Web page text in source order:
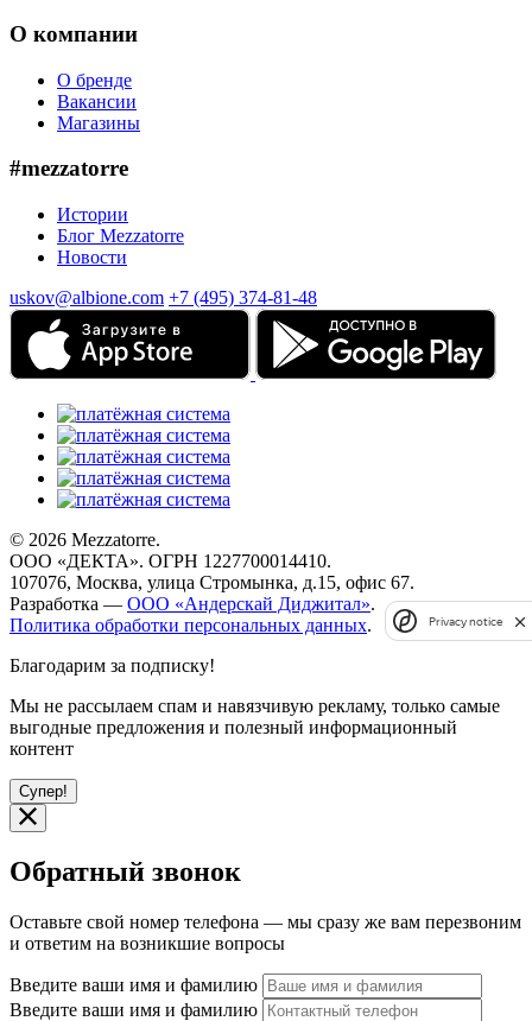
О компании
О бренде
Вакансии
Магазины
#mezzatorre
Истории
Блог Mezzatorre
Новости
uskov@albione.com +7 (495) 374-81-48
© 2026 Mezzatorre.
ООО «ДЕКТА». ОГРН 1227700014410.
107076, Москва, улица Стромынка, д.15, офис 67.
Разработка — ООО «Андерскай Диджитал».
Политика обработки персональных данных.
Благодарим за подписку!
Мы не рассылаем спам и навязчивую рекламу, только самые
выгодные предложения и полезный информационный
контент
Супер!
Обратный звонок
Оставьте свой номер телефона — мы сразу же вам перезвоним
и ответим на возникшие вопросы
Введите ваши имя и фамилию
Введите ваши имя и фамилию
Privacy notice